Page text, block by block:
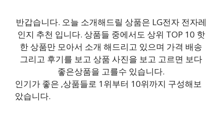
반갑습니다. 오늘 소개해드릴 상품은 LG전자 전자레
인지 추천 입니다. 상품들 중에서도 상위 TOP 10 핫
한 상품만 모아서 소개 해드리고 있으며 가격 배송
그리고 후기를 보고 상품 사진을 보고 고르면 보다
좋은상품을 고를수 있습니다.
인기가 좋은 ,상품들로 1위부터 10위까지 구성해보
았습니다.